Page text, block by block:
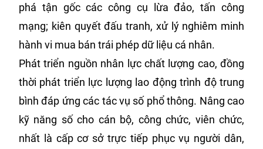
phá tận gốc các công cụ lừa đảo, tấn công
mạng; kiên quyết đấu tranh, xử lý nghiêm minh
hành vi mua bán trái phép dữ liệu cá nhân.
Phát triển nguồn nhân lực chất lượng cao, đồng
thời phát triển lực lượng lao động trình độ trung
bình đáp ứng các tác vụ số phổ thông. Nâng cao
kỹ năng số cho cán bộ, công chức, viên chức,
nhất là cấp cơ sở trực tiếp phục vụ người dân,